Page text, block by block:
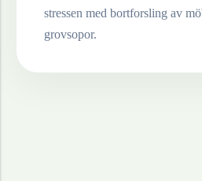
stressen med bortforsling av
grovsopor.